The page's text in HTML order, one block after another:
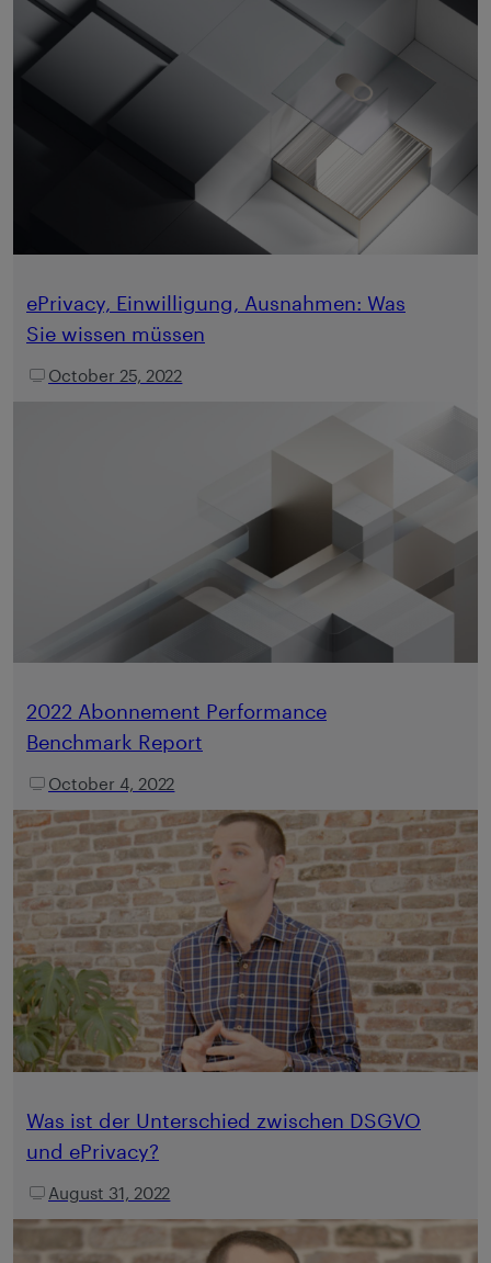
ePrivacy, Einwilligung, Ausnahmen: Was
Sie wissen müssen
October 25, 2022
2022 Abonnement Performance
Benchmark Report
October 4, 2022
Was ist der Unterschied zwischen DSGVO
und ePrivacy?
August 31, 2022